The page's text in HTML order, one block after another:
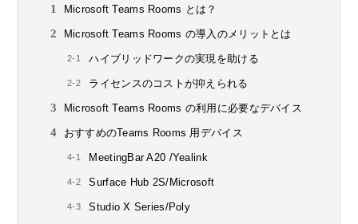
Microsoft Teams Rooms とは？
Microsoft Teams Rooms の導入のメリットとは
ハイブリッドワークの実現を助ける
ライセンスのコストが抑えられる
Microsoft Teams Rooms の利用に必要なデバイス
おすすめのTeams Rooms 用デバイス
MeetingBar A20 /Yealink
Surface Hub 2S/Microsoft
Studio X Series/Poly